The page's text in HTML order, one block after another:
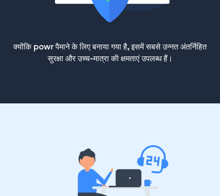
क्योंकि powr पैमाने के लिए बनाया गया है, इसमें सबसे उन्नत अंतर्निहित
सुरक्षा और उच्च-मात्रा की क्षमताएं उपलब्ध हैं।